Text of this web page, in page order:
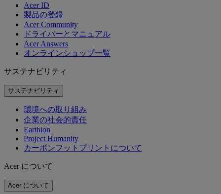
Acer ID
製品の登録
Acer Community
ドライバーとマニュアル
Acer Answers
オンラインショップ一覧
サステナビリティ
サステナビリティ
環境への取り組み
企業の社会的責任
Earthion
Project Humanity
カーボンフットプリントについて
Acer について
Acer について